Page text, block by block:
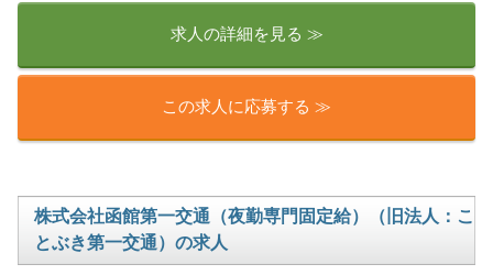
求人の詳細を見る ≫
この求人に応募する ≫
株式会社函館第一交通（夜勤専門固定給）（旧法人：こ
とぶき第一交通）の求人